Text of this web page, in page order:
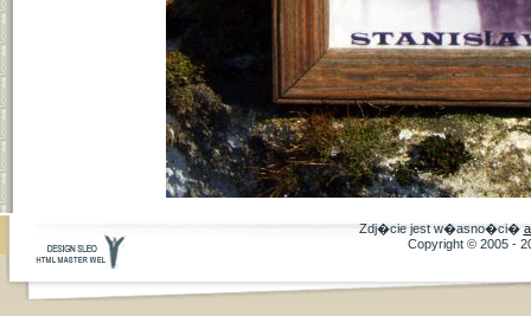
Zdj�cie jest w�asno�ci�
Copyright © 2005 -